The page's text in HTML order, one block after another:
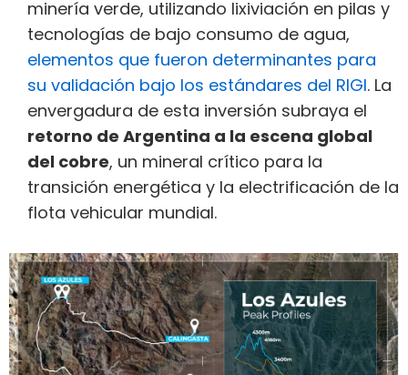
minería verde, utilizando lixiviación en pilas y
tecnologías de bajo consumo de agua,
elementos que fueron determinantes para
su validación bajo los estándares del RIGI. La
envergadura de esta inversión subraya el
retorno de Argentina a la escena global
del cobre, un mineral crítico para la
transición energética y la electrificación de la
flota vehicular mundial.